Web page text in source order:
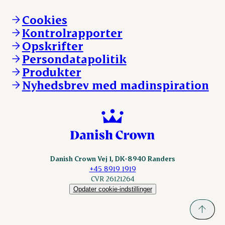
Vores resultater
Vores lokationer
Kontakt
Andelsejere - kreatur
Danishcrownprofessional.com
DAT-Schaub.com
ESS-FOOD.com
Fonden Dansk Gastronomi
KLS.se
nordicspoor.com
Scanhide.dk
Cookies
Kontrolrapporter
Opskrifter
Persondatapolitik
Produkter
Nyhedsbrev med madinspiration
Danish Crown Vej 1, DK-8940 Randers
+45 8919 1919
CVR 26121264
Opdater cookie-indstillinger